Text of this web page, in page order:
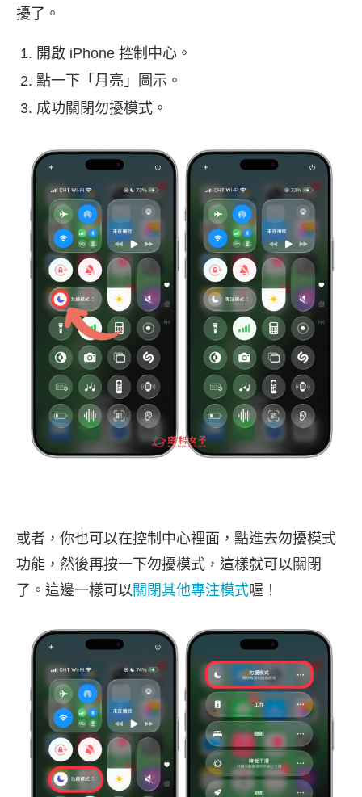
擾了。
開啟 iPhone 控制中心。
點一下「月亮」圖示。
成功關閉勿擾模式。
或者，你也可以在控制中心裡面，點進去勿擾模式
功能，然後再按一下勿擾模式，這樣就可以關閉
了。這邊一樣可以關閉其他專注模式喔！